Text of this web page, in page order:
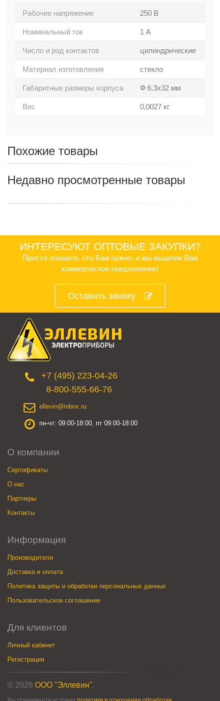
Рабочее напряжение 250 В
Номинальный ток 1 А
Число и род контактов цилиндрические
Материал изготовления стекло
Габаритные размеры корпуса Ф 6.3х32 мм
Вес 0,0027 кг
Похожие товары
Недавно просмотренные товары
ИНТЕРЕСУЮТ ОПТОВЫЕ ЗАКУПКИ?
Просто опишите, что Вам нужно, и мы вышлем Вам
коммерческое предложение!
Оставить заявку
+7 (495) 223-04-26
8-800-555-66-76
ellevin@inbox.ru
пн-чт: 09:00-18:00, пт 09:00-18:00
О компании
Сертификаты
О нас
Партнеры
Контакты
Информация
Производители
Доставка и оплата
Политика защиты и обработки персональных данных
Пользовательское соглашение
Для клиентов
Личный кабинет
Регистрация
© 2026 ООО "Эллевин".
Вы принимаете условия политики в отношении обработки